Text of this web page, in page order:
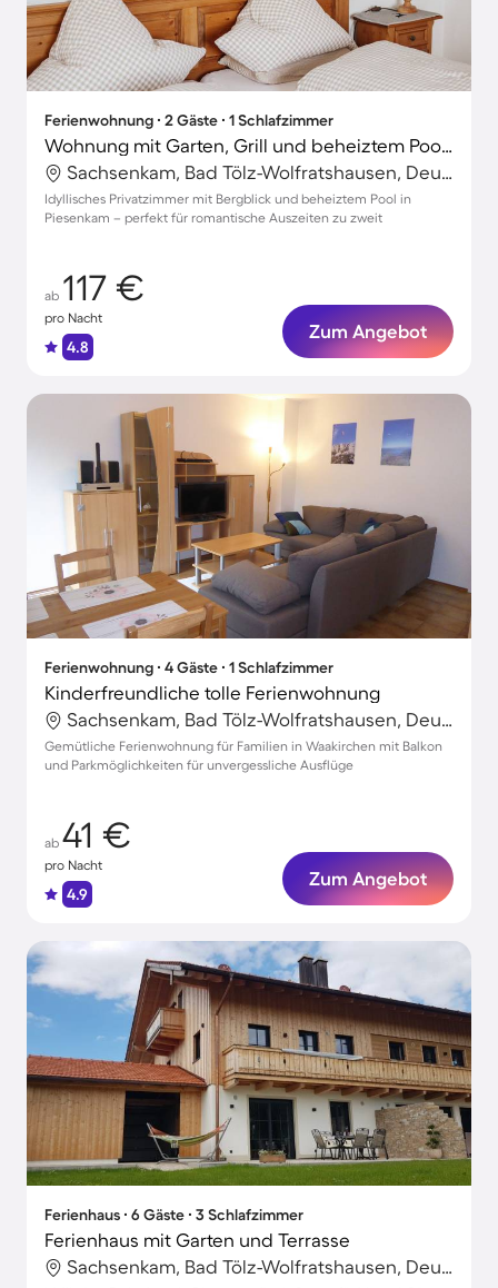
Ferienwohnung ∙ 2 Gäste ∙ 1 Schlafzimmer
Wohnung mit Garten, Grill und beheiztem Pool | Bergblick
Sachsenkam, Bad Tölz-Wolfratshausen, Deutschland
Idyllisches Privatzimmer mit Bergblick und beheiztem Pool in
Piesenkam – perfekt für romantische Auszeiten zu zweit
ab 117 €
pro Nacht
4.8
Zum Angebot
Ferienwohnung ∙ 4 Gäste ∙ 1 Schlafzimmer
Kinderfreundliche tolle Ferienwohnung
Sachsenkam, Bad Tölz-Wolfratshausen, Deutschland
Gemütliche Ferienwohnung für Familien in Waakirchen mit Balkon
und Parkmöglichkeiten für unvergessliche Ausflüge
ab 41 €
pro Nacht
4.9
Zum Angebot
Ferienhaus ∙ 6 Gäste ∙ 3 Schlafzimmer
Ferienhaus mit Garten und Terrasse
Sachsenkam, Bad Tölz-Wolfratshausen, Deutschland